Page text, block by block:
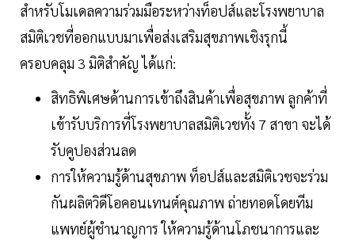
สำหรับโมเดลความร่วมมือระหว่างท็อปส์และโรงพยาบาล
สมิติเวชที่ออกแบบมาเพื่อส่งเสริมสุขภาพเชิงรุกนี้
ครอบคลุม 3 มิติสำคัญ ได้แก่:
สิทธิพิเศษด้านการเข้าถึงสินค้าเพื่อสุขภาพ ลูกค้าที่
เข้ารับบริการที่โรงพยาบาลสมิติเวชทั้ง 7 สาขา จะได้
รับคูปองส่วนลด
การให้ความรู้ด้านสุขภาพ ท็อปส์และสมิติเวชจะร่วม
กันผลิตวิดีโอคอนเทนต์คุณภาพ ถ่ายทอดโดยทีม
แพทย์ผู้ชำนาญการ ให้ความรู้ด้านโภชนาการและ